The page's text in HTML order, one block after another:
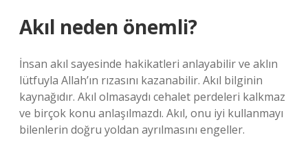
Akıl neden önemli?
İnsan akıl sayesinde hakikatleri anlayabilir ve aklın
lütfuyla Allah’ın rızasını kazanabilir. Akıl bilginin
kaynağıdır. Akıl olmasaydı cehalet perdeleri kalkmaz
ve birçok konu anlaşılmazdı. Akıl, onu iyi kullanmayı
bilenlerin doğru yoldan ayrılmasını engeller.